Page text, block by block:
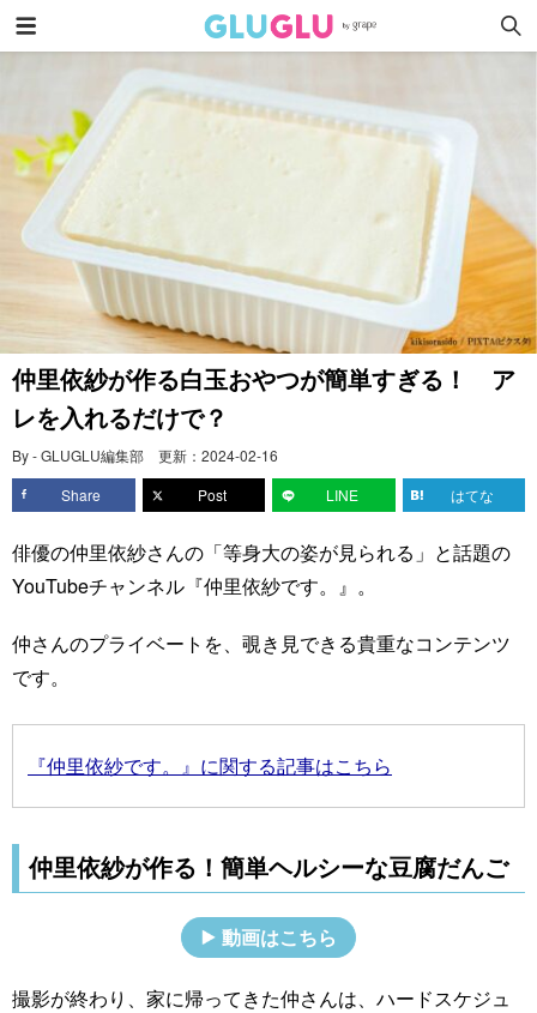
仲里依紗が作る白玉おやつが簡単すぎる！ ア
レを入れるだけで？
By - GLUGLU編集部 更新： 2024-02-16
Share
Post LINE はてな
俳優の仲里依紗さんの「等身大の姿が見られる」と話題の
YouTubeチャンネル『仲里依紗です。』。
仲さんのプライベートを、覗き見できる貴重なコンテンツ
です。
『仲里依紗です。』に関する記事はこちら
仲里依紗が作る！簡単ヘルシーな豆腐だんご
動画はこちら
撮影が終わり、家に帰ってきた仲さんは、ハードスケジュ